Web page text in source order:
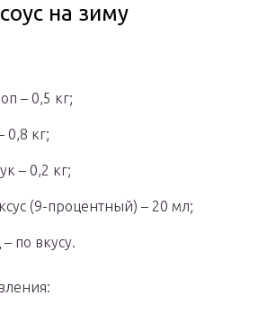
на зиму
– 0,5 кг;
0,8 кг;
– 0,2 кг;
(9-процентный) – 20 мл;
по вкусу.